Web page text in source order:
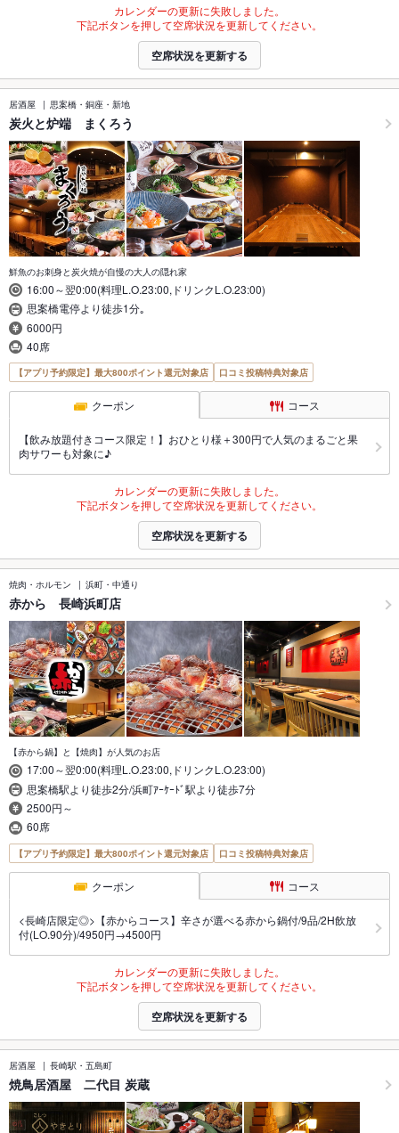
カレンダーの更新に失敗しました。
下記ボタンを押して空席状況を更新してください。
空席状況を更新する
居酒屋 思案橋・銅座・新地
炭火と炉端 まくろう
鮮魚のお刺身と炭火焼が自慢の大人の隠れ家
16:00～翌0:00(料理L.O.23:00,ドリンクL.O.23:00)
思案橋電停より徒歩1分｡
6000円
40席
【アプリ予約限定】最大800ポイント還元対象店 口コミ投稿特典対象店
クーポン コース
【飲み放題付きコース限定！】おひとり様＋300円で人気のまるごと果
肉サワーも対象に♪
カレンダーの更新に失敗しました。
下記ボタンを押して空席状況を更新してください。
空席状況を更新する
焼肉・ホルモン 浜町・中通り
赤から 長崎浜町店
【赤から鍋】と【焼肉】が人気のお店
17:00～翌0:00(料理L.O.23:00,ドリンクL.O.23:00)
思案橋駅より徒歩2分/浜町ｱｰｹｰﾄﾞ駅より徒歩7分
2500円～
60席
【アプリ予約限定】最大800ポイント還元対象店 口コミ投稿特典対象店
クーポン コース
<長崎店限定◎>【赤からコース】辛さが選べる赤から鍋付/9品/2H飲放
付(LO.90分)/4950円→4500円
カレンダーの更新に失敗しました。
下記ボタンを押して空席状況を更新してください。
空席状況を更新する
居酒屋 長崎駅・五島町
焼鳥居酒屋 二代目 炭蔵